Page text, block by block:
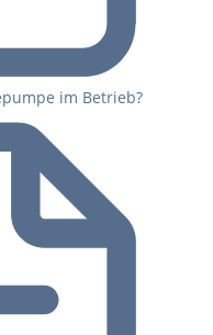
im Betrieb?